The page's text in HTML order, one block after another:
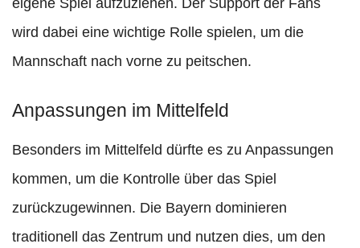
eigene Spiel aufzuziehen. Der Support der Fans
wird dabei eine wichtige Rolle spielen, um die
Mannschaft nach vorne zu peitschen.
Anpassungen im Mittelfeld
Besonders im Mittelfeld dürfte es zu Anpassungen
kommen, um die Kontrolle über das Spiel
zurückzugewinnen. Die Bayern dominieren
traditionell das Zentrum und nutzen dies, um den